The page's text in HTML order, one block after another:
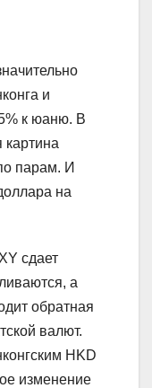
и
к юаню. В
картина
парам. И
на
сдает
а
обратная
валют.
HKD
изменение